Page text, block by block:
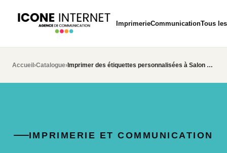
ImprimerieCommunicationTous
Accueil ›Catalogue› Imprimer des étiquettes personnalisées à Salon de Provence
IMPRIMERIE ET COMMUNICATION